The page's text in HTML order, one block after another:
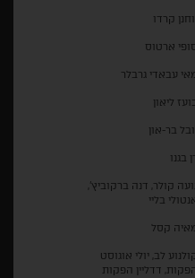
קרדו
ארטוס
עבאדי גרבלר
ליאון
בר-און
בגנו
קולר, דנה ברקוביץ',
בליי
קסל
לב, יולי אוגוסט
דדליין הפקות